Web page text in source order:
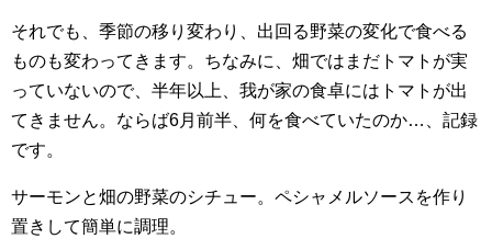
それでも、季節の移り変わり、出回る野菜の変化で食べる
ものも変わってきます。ちなみに、畑ではまだトマトが実
っていないので、半年以上、我が家の食卓にはトマトが出
てきません。ならば6月前半、何を食べていたのか…、記録
です。
サーモンと畑の野菜のシチュー。ペシャメルソースを作り
置きして簡単に調理。